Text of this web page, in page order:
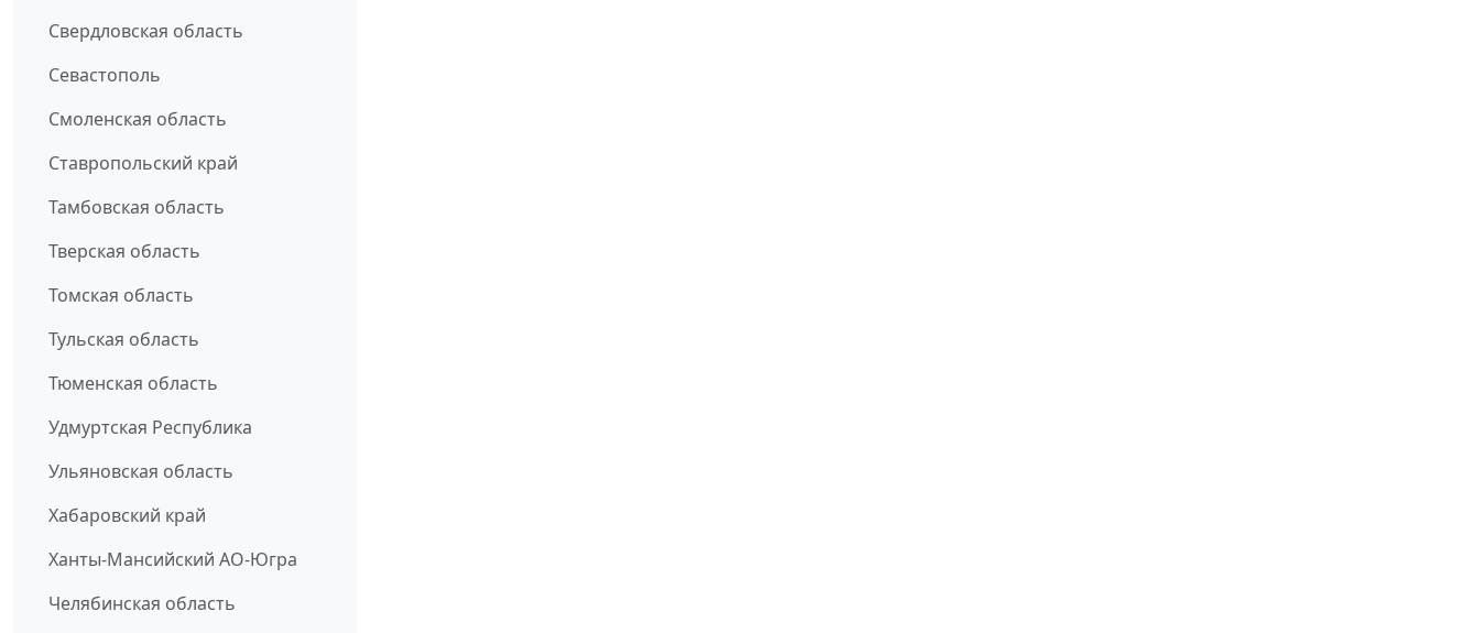
Свердловская область
Севастополь
Смоленская область
Ставропольский край
Тамбовская область
Тверская область
Томская область
Тульская область
Тюменская область
Удмуртская Республика
Ульяновская область
Хабаровский край
Ханты-Мансийский АО-Югра
Челябинская область